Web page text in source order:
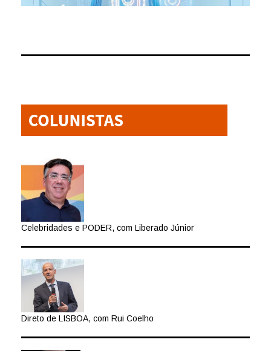
Celebridades e PODER, com Liberado Júnior
Direto de LISBOA, com Rui Coelho